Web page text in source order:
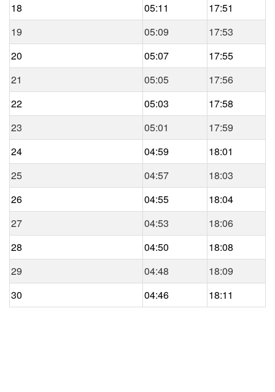
18
05:11
17:51
19
05:09
17:53
20
05:07
17:55
21
05:05
17:56
22
05:03
17:58
23
05:01
17:59
24
04:59
18:01
25
04:57
18:03
26
04:55
18:04
27
04:53
18:06
28
04:50
18:08
29
04:48
18:09
30
04:46 18:11